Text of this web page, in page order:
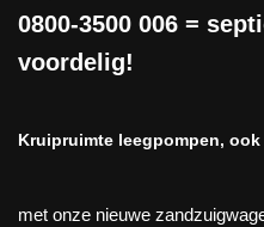
0800-3500 006 =
voordelig!
Kruipruimte leegpompen,
met onze nieuwe